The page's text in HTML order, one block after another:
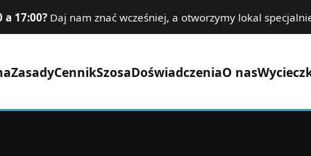
17:00? Daj nam znać wcześniej, a otworzymy lokal
ZasadyCennikSzosaDoświadczeniaO nas